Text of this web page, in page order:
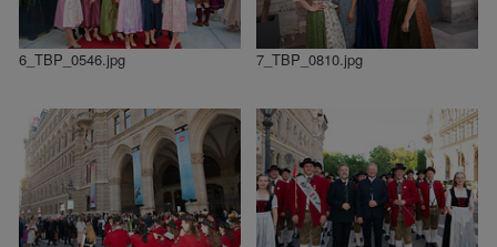
6_TBP_0546.jpg 7_TBP_0810.jpg